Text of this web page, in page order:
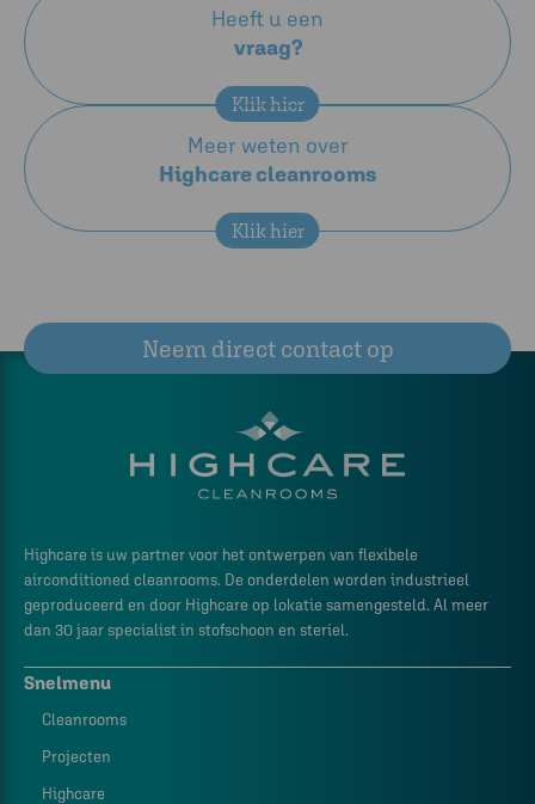
Heeft u een
vraag?
Klik hier
Meer weten over
Highcare cleanrooms
Klik hier
Highcare is uw partner voor het ontwerpen van flexibele
airconditioned cleanrooms. De onderdelen worden industrieel
geproduceerd en door Highcare op lokatie samengesteld. Al meer
dan 30 jaar specialist in stofschoon en steriel.
Snelmenu
Cleanrooms
Projecten
Highcare
Neem direct contact op